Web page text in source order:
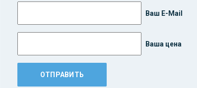
Ваш E-Mail
Ваша цена